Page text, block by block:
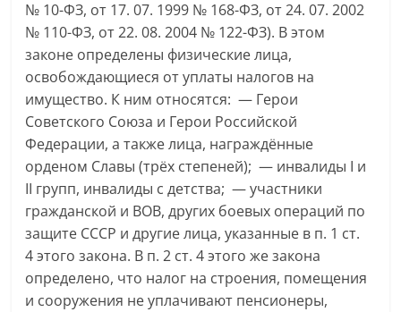
№ 10-ФЗ, от 17. 07. 1999 № 168-ФЗ, от 24. 07. 2002
№ 110-ФЗ, от 22. 08. 2004 № 122-ФЗ). В этом
законе определены физические лица,
освобождающиеся от уплаты налогов на
имущество. К ним относятся: — Герои
Советского Союза и Герои Российской
Федерации, а также лица, награждённые
орденом Славы (трёх степеней); — инвалиды I и
II групп, инвалиды с детства; — участники
гражданской и ВОВ, других боевых операций по
защите СССР и другие лица, указанные в п. 1 ст.
4 этого закона. В п. 2 ст. 4 этого же закона
определено, что налог на строения, помещения
и сооружения не уплачивают пенсионеры,